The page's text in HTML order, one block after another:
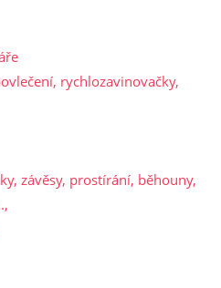
rychlozavinovačky,
závěsy, prostírání, běhouny,